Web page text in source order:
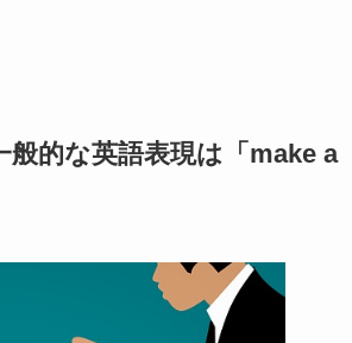
的な英語表現は「 make a